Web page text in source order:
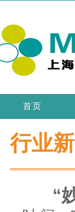
首页
行业
“